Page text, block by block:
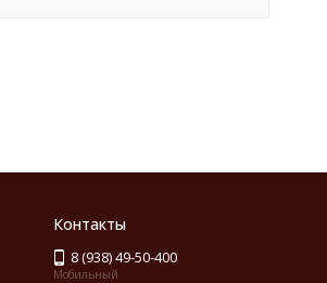
Контакты
8 (938) 49-50-400
Мобильный